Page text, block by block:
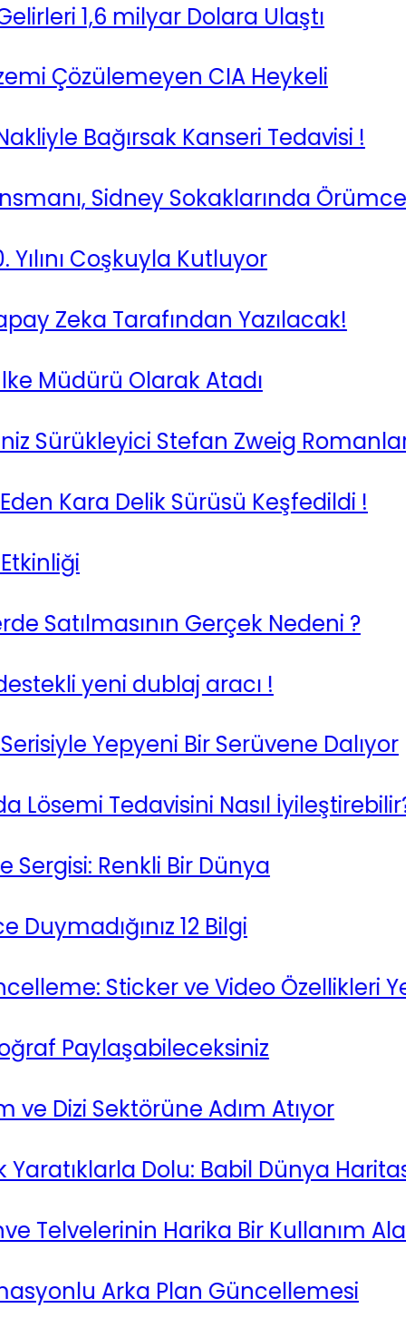
1,6 milyar Dolara Ulaştı
Çözülemeyen CIA Heykeli
Bağırsak Kanseri Tedavisi !
Sidney Sokaklarında Örümcek
Coşkuyla Kutluyor
Zeka Tarafından Yazılacak!
Olarak Atadı
Stefan Zweig Romanları
Kara Delik Sürüsü Keşfedildi !
Gerçek Nedeni ?
yeni dublaj aracı !
Yepyeni Bir Serüvene Dalıyor
Tedavisini Nasıl İyileştirebilir?
Renkli Bir Dünya
12 Bilgi
Sticker ve Video Özellikleri
Paylaşabileceksiniz
Sektörüne Adım Atıyor
Dolu: Babil Dünya Haritası !
Harika Bir Kullanım Alanı
Arka Plan Güncellemesi